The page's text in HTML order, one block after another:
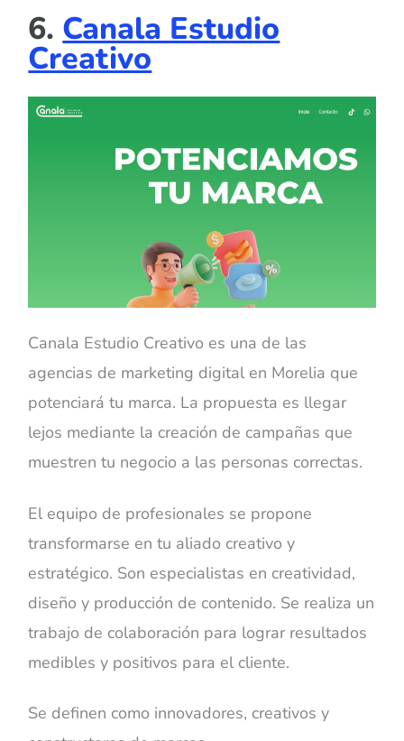
6. Canala Estudio
Creativo
Canala Estudio Creativo es una de las
agencias de marketing digital en Morelia que
potenciará tu marca. La propuesta es llegar
lejos mediante la creación de campañas que
muestren tu negocio a las personas correctas.
El equipo de profesionales se propone
transformarse en tu aliado creativo y
estratégico. Son especialistas en creatividad,
diseño y producción de contenido. Se realiza un
trabajo de colaboración para lograr resultados
medibles y positivos para el cliente.
Se definen como innovadores, creativos y